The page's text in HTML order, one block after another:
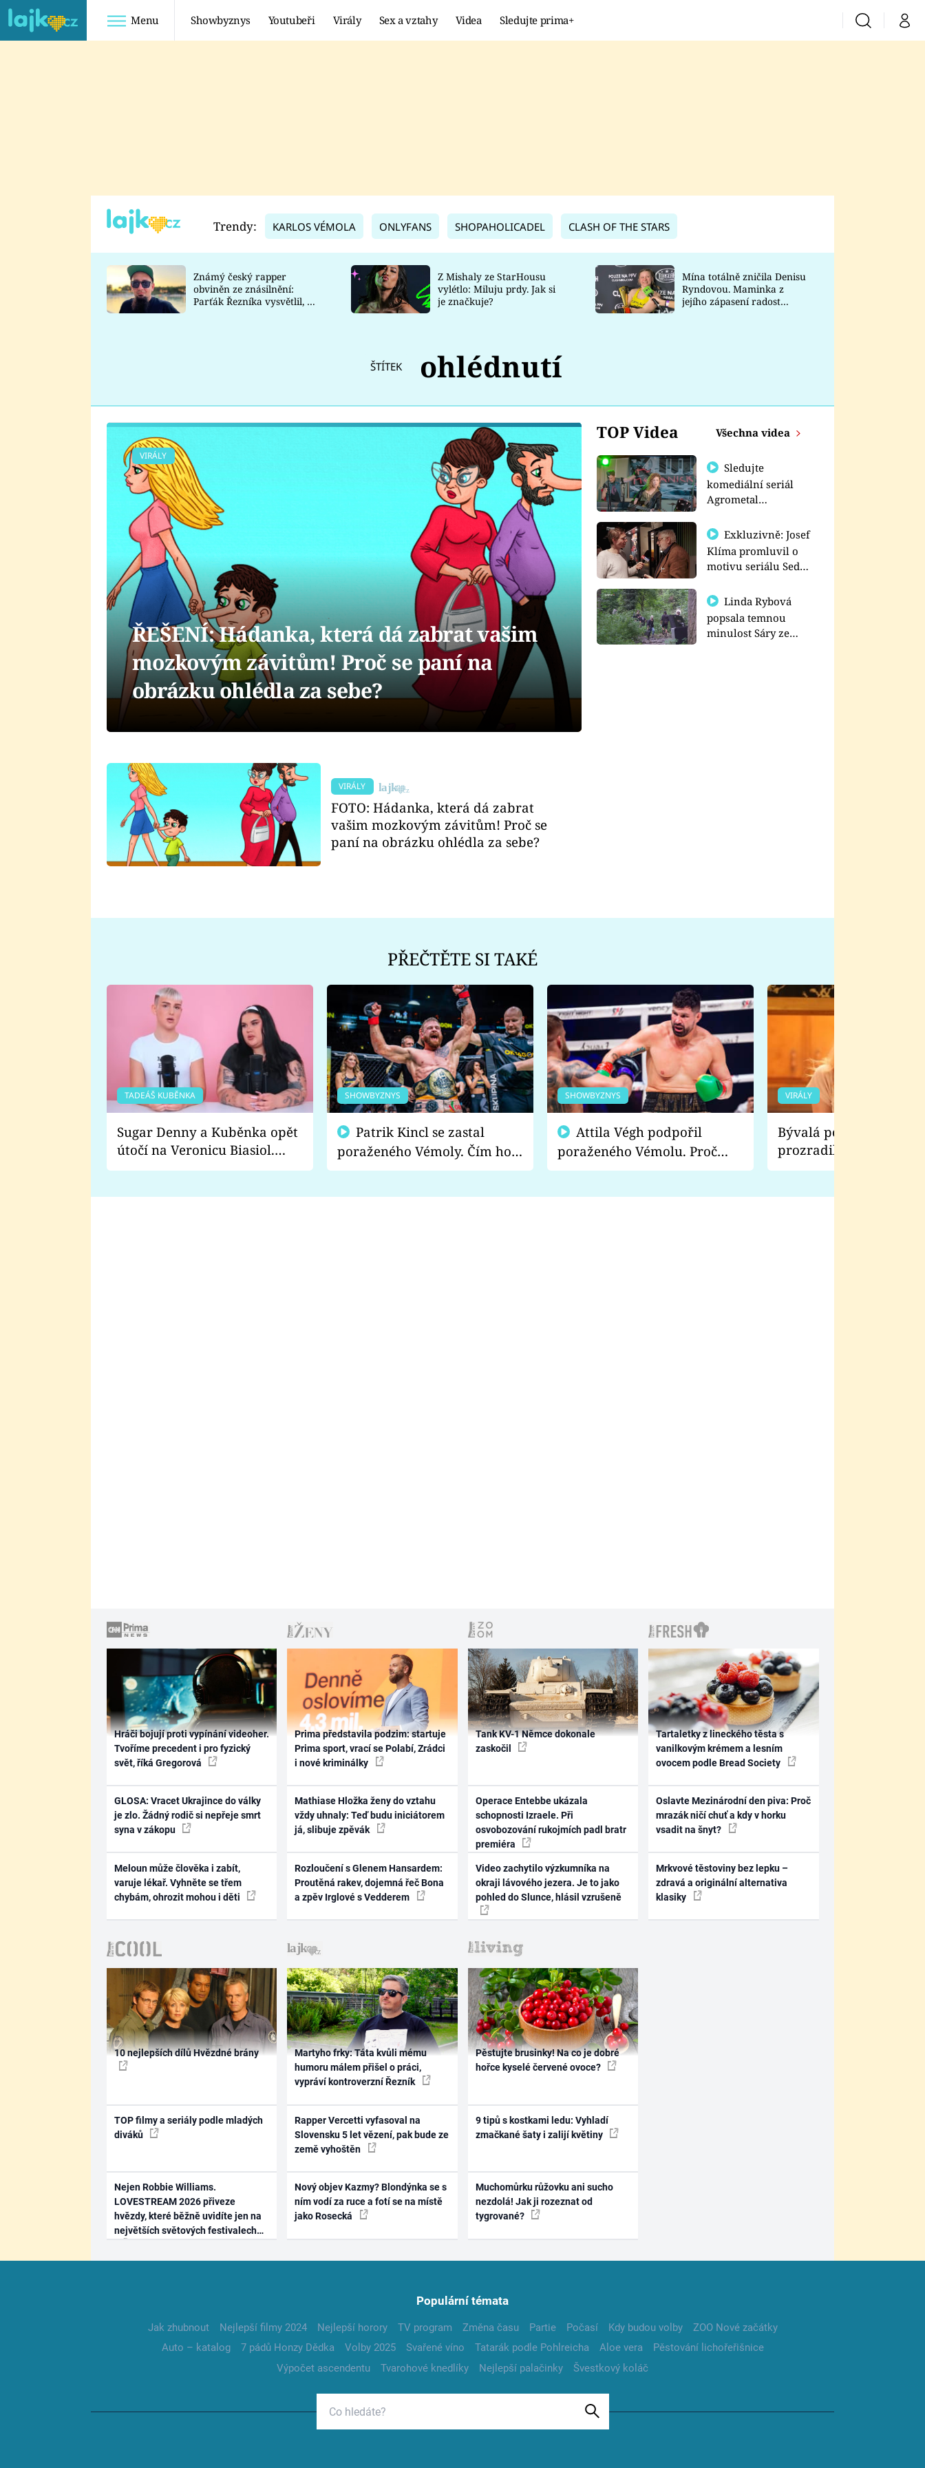
Menu Showbyznys Youtubeři Virály Sex a vztahy Videa Sledujte prima+ VyhledáváníMůj
TADEÁŠ KUBĚNKA
DATEL
Prima Lajk
Sledujte nás
Trendy: KARLOS VÉMOLA ONLYFANS SHOPAHOLICADEL CLASH OF THE STARS
Známý český rapper
obviněn ze znásilnění:
Parťák Řezníka vysvětlil, co
Z Mishaly ze StarHousu
vylétlo: Miluju prdy. Jak si
je značkuje?
Mína totálně zničila Denisu
Ryndovou. Maminka z
jejího zápasení radost
ŠTÍTEK ohlédnutí
TOP Videa Všechna videa
Sledujte
komediální seriál
Agrometal
prima+
Exkluzivně: Josef
Klíma promluvil o
motivu seriálu Sedm
Linda Rybová
popsala temnou
minulost Sáry ze
VIRÁLY
ŘEŠENÍ: Hádanka, která dá zabrat vašim
mozkovým závitům! Proč se paní na
obrázku ohlédla za sebe?
VIRÁLY
FOTO: Hádanka, která dá zabrat
vašim mozkovým závitům! Proč se
paní na obrázku ohlédla za sebe?
PŘEČTĚTE SI TAKÉ
TADEÁŠ KUBĚNKA
Sugar Denny a Kuběnka opět
útočí na Veronicu Biasiol.
Proč je podle nich falešná a
SHOWBYZNYS
poraženého Vémoly. Čím ho
fanoušci naštvali?
SHOWBYZNYS
poraženého Vémolu. Proč
chce raději zápasit s ním než
VIRÁLY
Bývalá pornoherečka
prozradila, co ji
natáčení Euforie.
Hráči bojují proti vypínání videoher.
Tvoříme precedent i pro fyzický
svět, říká Gregorová
GLOSA: Vracet Ukrajince do války
je zlo. Žádný rodič si nepřeje smrt
syna v zákopu
Meloun může člověka i zabít,
varuje lékař. Vyhněte se třem
chybám, ohrozit mohou i děti
Prima představila podzim: startuje
Prima sport, vrací se Polabí, Zrádci
i nové kriminálky
Mathiase Hložka ženy do vztahu
vždy uhnaly: Teď budu iniciátorem
já, slibuje zpěvák
Rozloučení s Glenem Hansardem:
Proutěná rakev, dojemná řeč Bona
a zpěv Irglové s Vedderem
Tank KV-1 Němce dokonale
zaskočil
Operace Entebbe ukázala
schopnosti Izraele. Při
osvobozování rukojmích padl bratr
premiéra
Video zachytilo výzkumníka na
okraji lávového jezera. Je to jako
pohled do Slunce, hlásil vzrušeně
Tartaletky z lineckého těsta s
vanilkovým krémem a lesním
ovocem podle Bread Society
Oslavte Mezinárodní den piva: Proč
mrazák ničí chuť a kdy v horku
vsadit na šnyt?
Mrkvové těstoviny bez lepku –
zdravá a originální alternativa
klasiky
10 nejlepších dílů Hvězdné brány
TOP filmy a seriály podle mladých
diváků
Nejen Robbie Williams.
LOVESTREAM 2026 přiveze
hvězdy, které běžně uvidíte jen na
největších světových festivalech
Martyho frky: Táta kvůli mému
humoru málem přišel o práci,
vypráví kontroverzní Řezník
Rapper Vercetti vyfasoval na
Slovensku 5 let vězení, pak bude ze
země vyhoštěn
Nový objev Kazmy? Blondýnka se s
ním vodí za ruce a fotí se na místě
jako Rosecká
Pěstujte brusinky! Na co je dobré
hořce kyselé červené ovoce?
9 tipů s kostkami ledu: Vyhladí
zmačkané šaty i zalijí květiny
Muchomůrku růžovku ani sucho
nezdolá! Jak ji rozeznat od
tygrované?
Populární témata
Jak zhubnout Nejlepší filmy 2024 Nejlepší horory TV program Změna času Partie Počasí Kdy budou volby
ZOO Nové začátky
Auto – katalog
7 pádů Honzy Dědka Volby 2025 Svařené víno Tatarák podle Pohlreicha Aloe vera
Pěstování lichořeřišnice
Výpočet ascendentu
Tvarohové knedlíky Nejlepší palačinky Švestkový koláč